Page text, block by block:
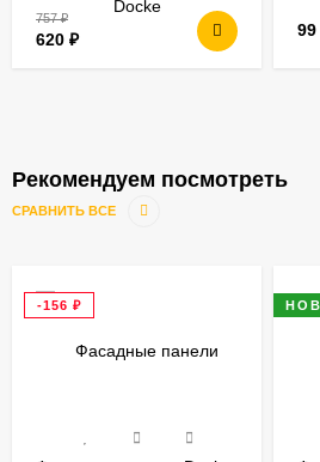
757₽
620 ₽ 99
Рекомендуем посмотреть
СРАВНИТЬ ВСЕ
-156 ₽